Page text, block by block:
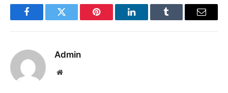
FacebookTwitter Pinterest LinkedInTumblr Email
Admin
Website